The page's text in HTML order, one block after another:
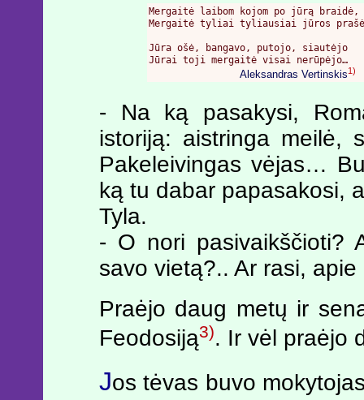
Mergaitė laibom kojom po jūrą braidė,
Mergaitė tyliai tyliausiai jūros
Jūra ošė, bangavo, putojo, siautėjo
Jūrai toji mergaitė visai nerūpėjo…
Aleksandras Vertinskis1)
- Na ką pasakysi,
istoriją: aistringa meilė,
Pakeleivingas vėjas…
ką tu dabar papasakosi,
Tyla.
- O nori pasivaikščioti?
savo vietą?.. Ar rasi,
Praėjo daug metų ir
Feodosiją3). Ir vėl praėjo
Jos tėvas buvo